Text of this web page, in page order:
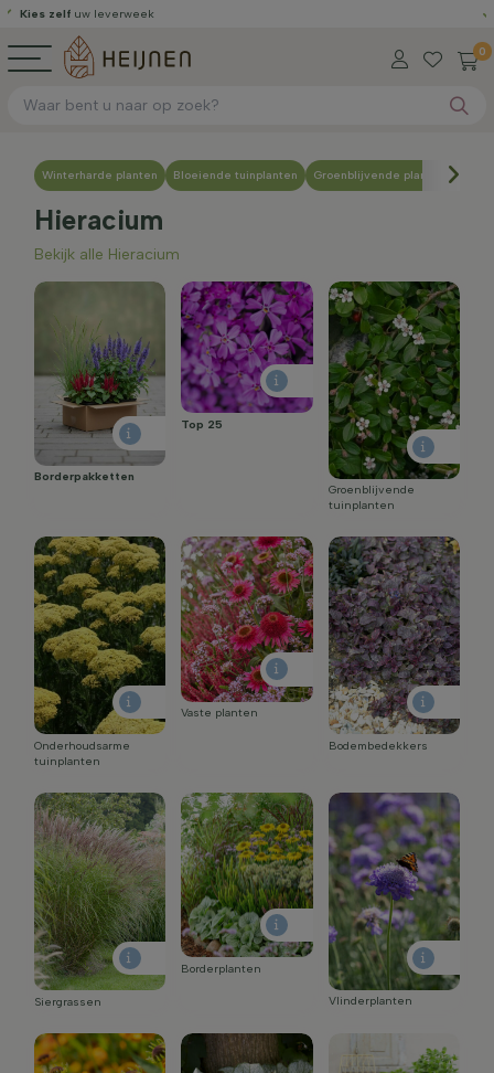
zelfuw leverweek
0
Winterharde planten Bloeiende tuinplanten Groenblijvende planten
Hieracium
Bekijk alle Hieracium
Borderpakketten
Top 25
Groenblijvende
tuinplanten
Onderhoudsarme
tuinplanten
Vaste planten
Bodembedekkers
Siergrassen
Borderplanten
Vlinderplanten